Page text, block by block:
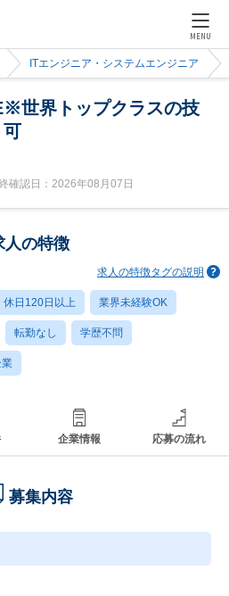
MENU
ITエンジニア・システムエンジニア
世界トップクラスの技
可
確認日：2026年08月07日
人の特徴
求人の特徴タグの説明
休日120日以上 業界未経験OK
転勤なし 学歴不問
企業情報 応募の流れ
募集内容